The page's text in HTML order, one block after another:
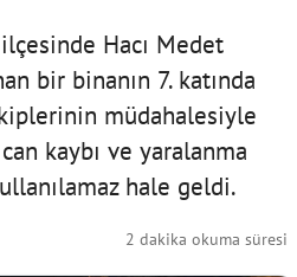
Hacı Medet
bir binanın 7. katında
müdahalesiyle
kaybı ve yaralanma
hale geldi.
2 dakika okuma süresi